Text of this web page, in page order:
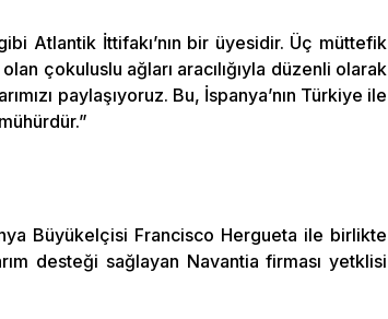
Atlantik İttifakı’nın bir üyesidir. Üç müttefik
çokuluslu ağları aracılığıyla düzenli olarak
paylaşıyoruz. Bu, İspanya’nın Türkiye ile
Büyükelçisi Francisco Hergueta ile birlikte
desteği sağlayan Navantia firması yetklisi